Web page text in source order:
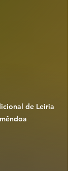
de Leiria